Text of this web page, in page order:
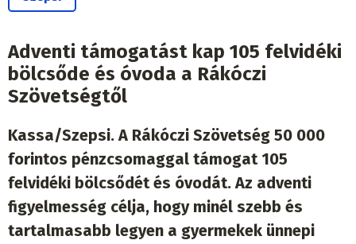
Adventi támogatást kap 105 felvidéki
bölcsőde és óvoda a Rákóczi
Szövetségtől
Kassa/Szepsi. A Rákóczi Szövetség 50 000
forintos pénzcsomaggal támogat 105
felvidéki bölcsődét és óvodát. Az adventi
figyelmesség célja, hogy minél szebb és
tartalmasabb legyen a gyermekek ünnepi